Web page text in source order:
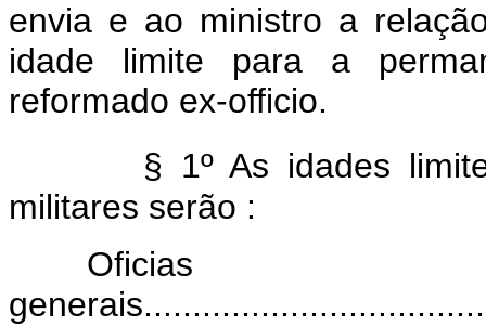
envia e ao ministro a
idade limite para a
reformado ex-officio.
§ 1º As idades
militares serão :
Oficias